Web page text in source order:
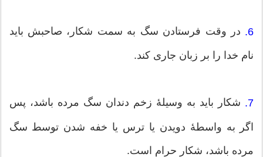
6. در وقت فرستادن سگ به سمت شکار، صاحبش باید
نام خدا را بر زبان جاری کند.
7. شکار باید به وسیلۀ زخم دندان سگ مرده باشد، پس
اگر به واسطۀ دویدن یا ترس یا خفه شدن توسط سگ
مرده باشد، شکار حرام است.